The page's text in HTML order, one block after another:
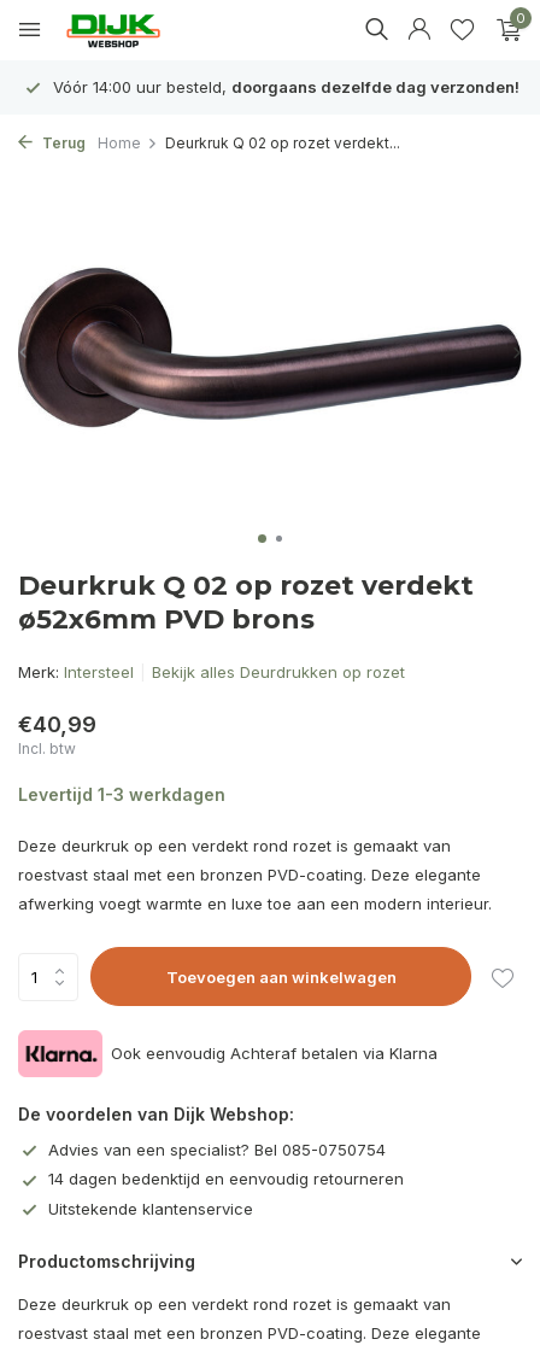
0
Vóór 14:00 uur besteld, doorgaans dezelfde dag verzonden!
Terug Home Deurkruk Q 02 op rozet verdekt...
Deurkruk Q 02 op rozet verdekt
ø52x6mm PVD brons
Merk: Intersteel Bekijk alles Deurdrukken op rozet
€40,99
Incl. btw
Levertijd 1-3 werkdagen
Deze deurkruk op een verdekt rond rozet is gemaakt van
roestvast staal met een bronzen PVD-coating. Deze elegante
afwerking voegt warmte en luxe toe aan een modern interieur.
Toevoegen aan winkelwagen
Ook eenvoudig Achteraf betalen via Klarna
De voordelen van Dijk Webshop:
Advies van een specialist? Bel 085-0750754
14 dagen bedenktijd en eenvoudig retourneren
Uitstekende klantenservice
Productomschrijving
Deze deurkruk op een verdekt rond rozet is gemaakt van
roestvast staal met een bronzen PVD-coating. Deze elegante